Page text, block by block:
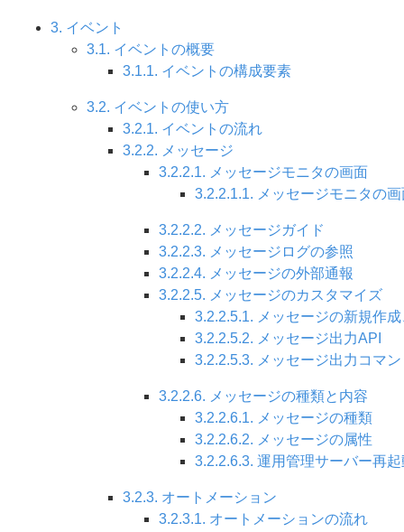
3. イベント
3.1. イベントの概要
3.1.1. イベントの構成要素
3.2. イベントの使い方
3.2.1. イベントの流れ
3.2.2. メッセージ
3.2.2.1. メッセージモニタの画面
3.2.2.1.1. メッセージモニタの
3.2.2.2. メッセージガイド
3.2.2.3. メッセージログの参照
3.2.2.4. メッセージの外部通報
3.2.2.5. メッセージのカスタマイズ
3.2.2.5.1. メッセージの新規作
3.2.2.5.2. メッセージ出力API
3.2.2.5.3. メッセージ出力コマン
3.2.2.6. メッセージの種類と内容
3.2.2.6.1. メッセージの種類
3.2.2.6.2. メッセージの属性
3.2.2.6.3. 運用管理サーバー再
3.2.3. オートメーション
3.2.3.1. オートメーションの流れ